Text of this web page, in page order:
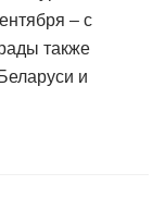
– с
также
и